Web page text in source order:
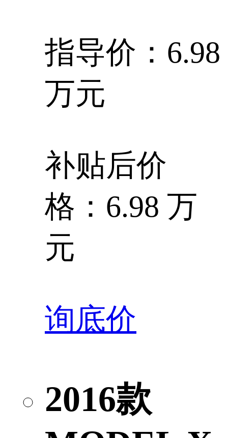
指导价：6.98
万元
补贴后价
格：6.98 万
元
询底价
2016款